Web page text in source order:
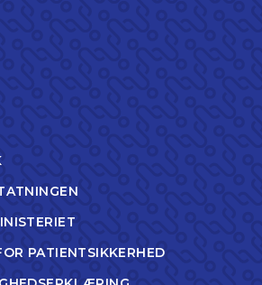
PATIENTSIKKERHED